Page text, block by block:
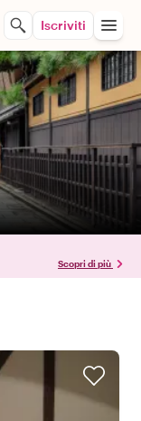
Iscriviti
Scopri di più